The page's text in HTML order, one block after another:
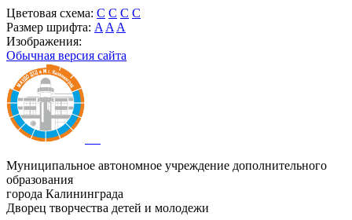
Цветовая схема: C C C C
Размер шрифта: A A A
Изображения:
Обычная версия сайта
Муниципальное автономное учреждение дополнительного
образования
города Калининграда
Дворец творчества детей и молодежи